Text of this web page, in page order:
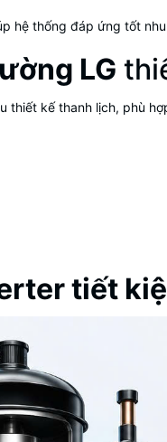
hệ thống đáp ứng tốt
LG
thiết kế thanh lịch, phù
tiết